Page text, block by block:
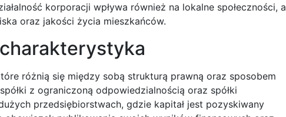
korporacji wpływa również na lokalne społeczności, a
oraz jakości życia mieszkańców.
różnią się między sobą strukturą prawną oraz sposobem
z ograniczoną odpowiedzialnością oraz spółki
przedsiębiorstwach, gdzie kapitał jest pozyskiwany